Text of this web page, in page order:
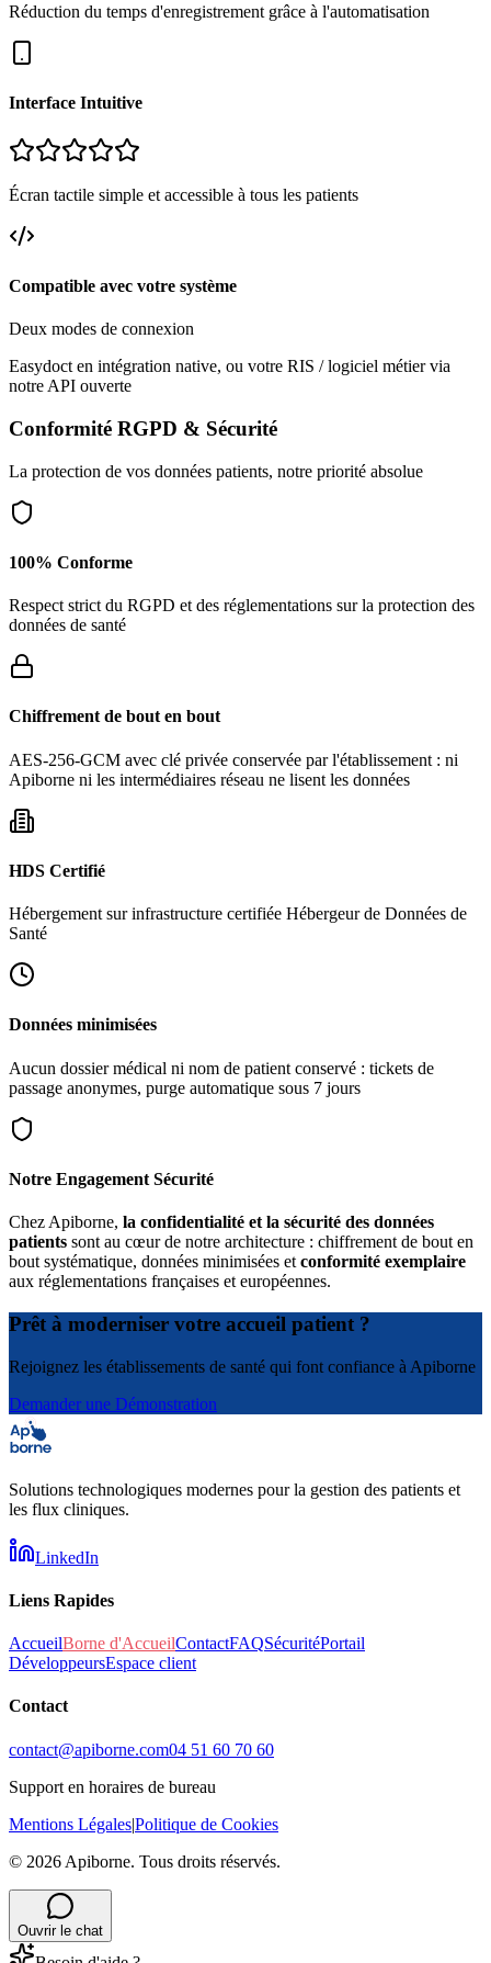
Réduction du temps d'enregistrement grâce à l'automatisation
Interface Intuitive
Écran tactile simple et accessible à tous les patients
Compatible avec votre système
Deux modes de connexion
Easydoct en intégration native, ou votre RIS / logiciel métier via
notre API ouverte
Conformité RGPD & Sécurité
La protection de vos données patients, notre priorité absolue
100% Conforme
Respect strict du RGPD et des réglementations sur la protection des
données de santé
Chiffrement de bout en bout
AES-256-GCM avec clé privée conservée par l'établissement : ni
Apiborne ni les intermédiaires réseau ne lisent les données
HDS Certifié
Hébergement sur infrastructure certifiée Hébergeur de Données de
Santé
Données minimisées
Aucun dossier médical ni nom de patient conservé : tickets de
passage anonymes, purge automatique sous 7 jours
Notre Engagement Sécurité
Chez Apiborne, la confidentialité et la sécurité des données
patients sont au cœur de notre architecture : chiffrement de bout en
bout systématique, données minimisées et conformité exemplaire
aux réglementations françaises et européennes.
Prêt à moderniser votre accueil patient ?
Rejoignez les établissements de santé qui font confiance à Apiborne
Demander une Démonstration
Solutions technologiques modernes pour la gestion des patients et
les flux cliniques.
LinkedIn
Liens Rapides
AccueilBorne d'AccueilContactFAQSécuritéPortail
DéveloppeursEspace client
Contact
contact@apiborne.com04 51 60 70 60
Support en horaires de bureau
Mentions Légales|Politique de Cookies
© 2026 Apiborne. Tous droits réservés.
Ouvrir le chat